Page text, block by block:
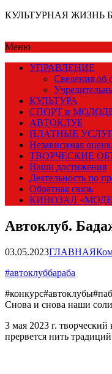
КУЛЬТУРНАЯ ЖИЗНЬ
Меню
УПРАВЛЕНИЕ
Сведения об
КУЛЬТУРА
СПОРТ и
АВТОКЛУБ
ПЛАТНЫЕ
Независимая
ТВОРЧЕСКИЕ
Наши достижения
Деятельность по
Обратная связь
КИНОЗАЛ
Автоклуб.
03.05.2023ГЛАВНАЯ
#автоклуббараба
Снова и снова наши
3 мая 2023 г.
прервется нить